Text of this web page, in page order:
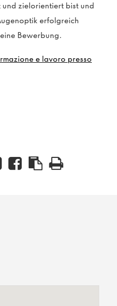
zielorientiert bist und
erfolgreich
Bewerbung.
e lavoro presso